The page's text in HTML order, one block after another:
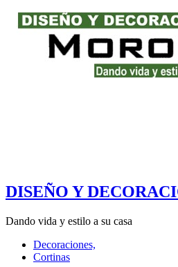
DISEÑO Y
Dando vida y estilo a su casa
Decoraciones,
Cortinas